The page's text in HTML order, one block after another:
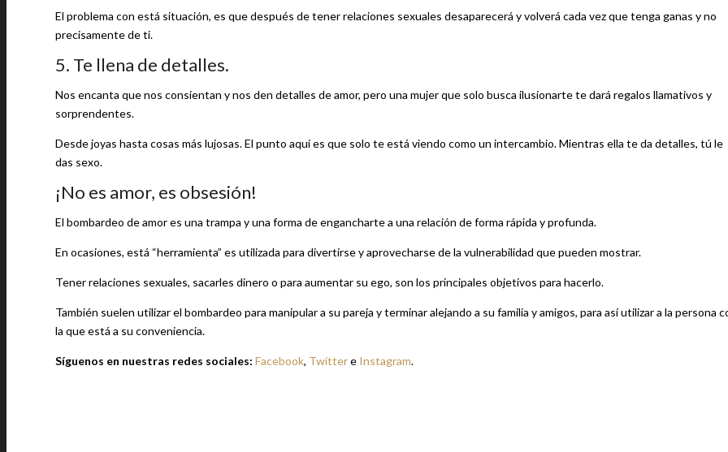
El problema con está situación, es que después de tener relaciones sexuales desaparecerá y volverá cada vez que tenga ganas y no
precisamente de ti.
5. Te llena de detalles.
Nos encanta que nos consientan y nos den detalles de amor, pero una mujer que solo busca ilusionarte te dará regalos llamativos y
sorprendentes.
Desde joyas hasta cosas más lujosas. El punto aquí es que solo te está viendo como un intercambio. Mientras ella te da detalles, tú le
das sexo.
¡No es amor, es obsesión!
El bombardeo de amor es una trampa y una forma de engancharte a una relación de forma rápida y profunda.
En ocasiones, está “herramienta” es utilizada para divertirse y aprovecharse de la vulnerabilidad que pueden mostrar.
Tener relaciones sexuales, sacarles dinero o para aumentar su ego, son los principales objetivos para hacerlo.
También suelen utilizar el bombardeo para manipular a su pareja y terminar alejando a su familia y amigos, para así utilizar a la persona
la que está a su conveniencia.
Síguenos en nuestras redes sociales: Facebook, Twittere Instagram.